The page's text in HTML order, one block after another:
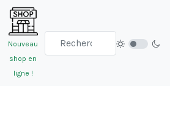
Nouveau
shop en
ligne !